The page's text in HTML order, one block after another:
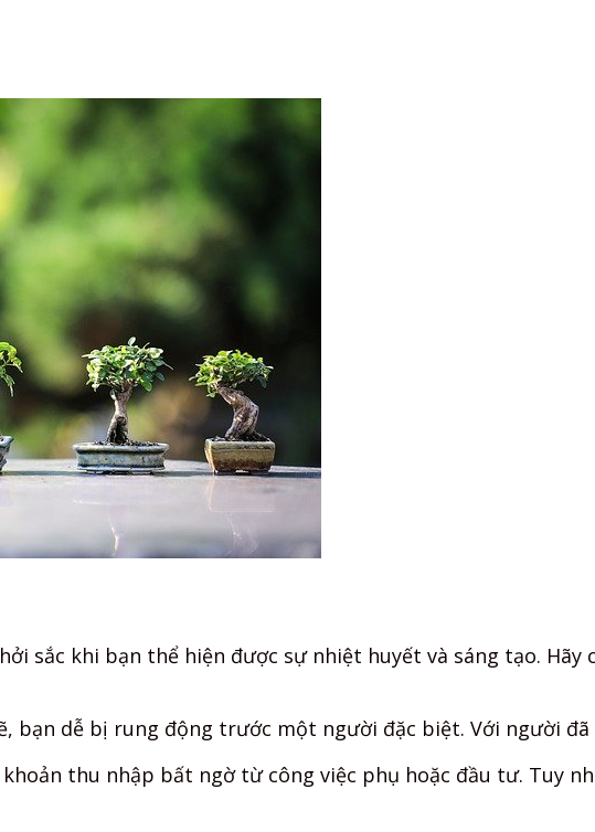
sắc khi bạn thể hiện được sự nhiệt huyết và sáng tạo.
bạn dễ bị rung động trước một người đặc biệt. Với người
thu nhập bất ngờ từ công việc phụ hoặc đầu tư. Tuy